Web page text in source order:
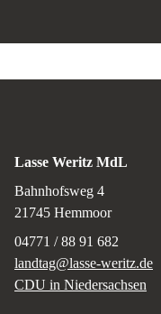
Lasse Weritz MdL
Bahnhofsweg 4
21745 Hemmoor
04771 / 88 91 682
landtag@lasse-weritz.de
CDU in Niedersachsen